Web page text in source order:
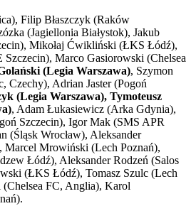
Filip Błaszczyk (Raków
(Jagiellonia Białystok), Jakub
Mikołaj Ćwikliński (ŁKS Łódź),
Marco Gasiorowski (Chelsea
(Legia Warszawa), Szymon
Czechy), Adrian Jaster (Pogoń
(Legia Warszawa), Tymoteusz
, Adam Łukasiewicz (Arka Gdynia),
Szczecin), Igor Mak (SMS APR
(Śląsk Wrocław), Aleksander
Mrowiński (Lech Poznań),
Łódź), Aleksander Rodzeń (Salos
(ŁKS Łódź), Tomasz Szulc (Lech
FC, Anglia), Karol